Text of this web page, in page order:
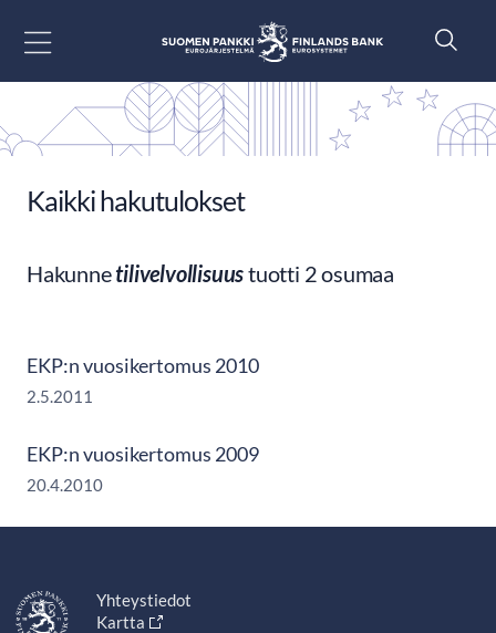
Kaikki hakutulokset
Hakunnetilivelvollisuustuotti 2 osumaa
EKP:n vuosikertomus 2010
2.5.2011
EKP:n vuosikertomus 2009
20.4.2010
Yhteystiedot
Kartta